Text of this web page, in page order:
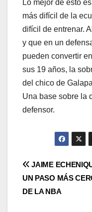
Lo mejor de esto
más difícil de la
difícil de entrenar.
y que en un
pueden convertir
sus 19 años, la
del chico de
Una base sobre la
defensor.
JAIME
UN PASO MÁS
DE LA NBA